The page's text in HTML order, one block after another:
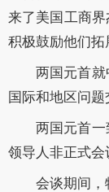
来了美国工商
积极鼓励他们拓
两国元首
国际和地区问题
两国元首
领导人非正式会
会谈期间，